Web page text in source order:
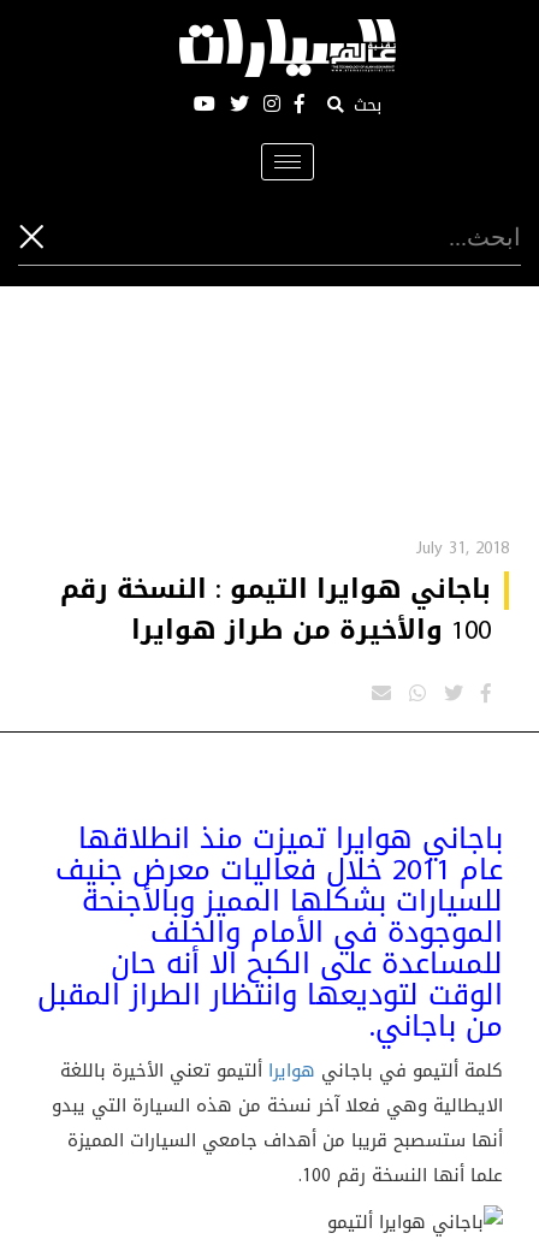
بحث
Toggle
navigation
July 31, 2018
باجاني هوايرا التيمو : النسخة رقم
100 والأخيرة من طراز هوايرا
باجاني هوايرا تميزت منذ انطلاقها
عام 2011 خلال فعاليات معرض جنيف
للسيارات بشكلها المميز وبالأجنحة
الموجودة في الأمام والخلف
للمساعدة على الكبح الا أنه حان
الوقت لتوديعها وانتظار الطراز المقبل
من باجاني.
كلمة ألتيمو في باجاني هوايرا ألتيمو تعني الأخيرة باللغة
الايطالية وهي فعلا آخر نسخة من هذه السيارة التي يبدو
أنها ستسصبح قريبا من أهداف جامعي السيارات المميزة
علما أنها النسخة رقم 100.